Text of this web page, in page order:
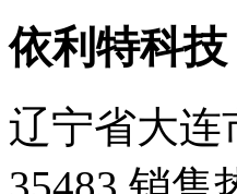
依利特科技
辽宁省大连